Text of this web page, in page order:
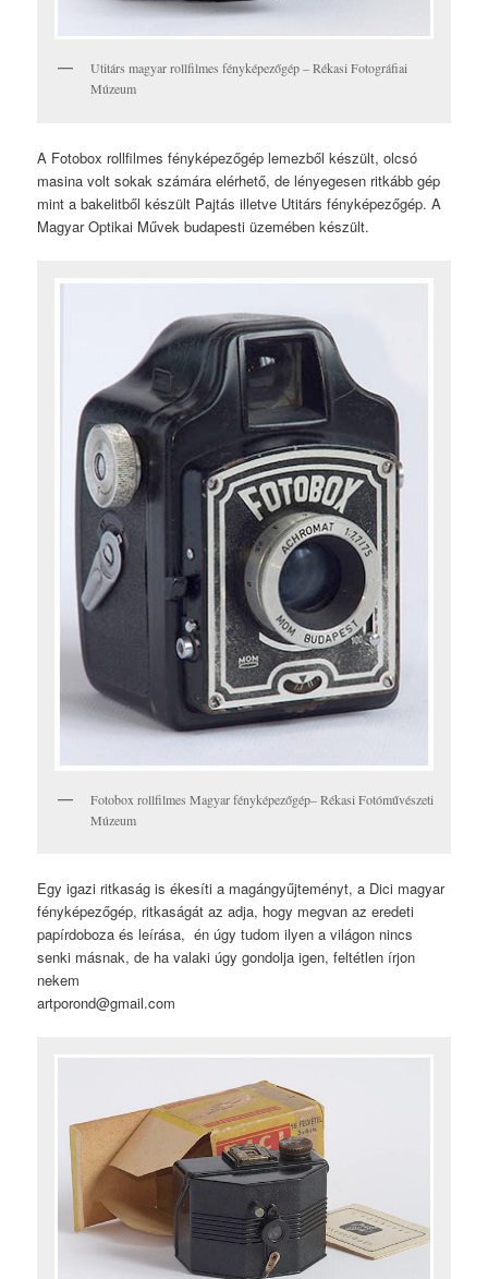
Utitárs magyar rollfilmes fényképezőgép – Rékasi Fotográfiai
Múzeum
A Fotobox rollfilmes fényképezőgép lemezből készült, olcsó
masina volt sokak számára elérhető, de lényegesen ritkább gép
mint a bakelitből készült Pajtás illetve Utitárs fényképezőgép. A
Magyar Optikai Művek budapesti üzemében készült.
Fotobox rollfilmes Magyar fényképezőgép– Rékasi Fotóművészeti
Múzeum
Egy igazi ritkaság is ékesíti a magángyűjteményt, a Dici magyar
fényképezőgép, ritkaságát az adja, hogy megvan az eredeti
papírdoboza és leírása, én úgy tudom ilyen a világon nincs
senki másnak, de ha valaki úgy gondolja igen, feltétlen írjon
nekem
artporond@gmail.com